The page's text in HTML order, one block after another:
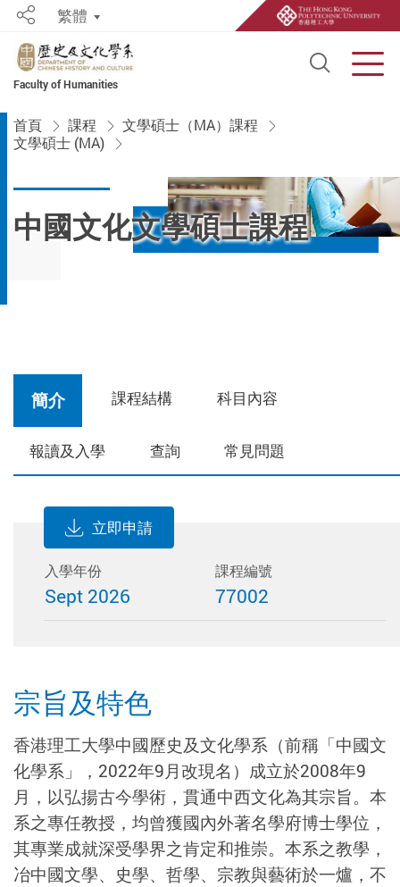
Faculty of Humanities
Open
Share繁體
Start main content
首頁 課程
文學碩士（MA）課程
文學碩士 (MA)
中國文化文學碩士課程
簡介 課程結構 科目內容
報讀及入學 查詢 常見問題
立即申請
入學年份
Sept 2026
課程編號
77002
宗旨及特色
香港理工大學中國歷史及文化學系（前稱「中國文
化學系」， 2022年9月改現名） 成立於2008年9
月，以弘揚古今學術，貫通中西文化為其宗旨。本
系之專任教授，均曾獲國內外著名學府博士學位，
其專業成就深受學界之肯定和推崇。本系之教學，
冶中國文學、史學、哲學、宗教與藝術於一爐，不